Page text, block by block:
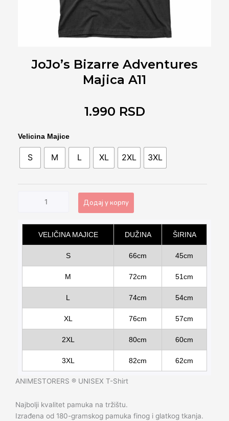
JoJo’s Bizarre Adventures
Majica A11
1.990 RSD
Velicina Majice
S M L XL 2XL 3XL
JoJo's
Bizarre
Adventures
Majica
Додај у корпу
Alternative:
VELIČINA MAJICE
DUŽINA ŠIRINA
S 66cm 45cm
M 72cm 51cm
L 74cm 54cm
XL 76cm 57cm
2XL 80cm 60cm
3XL 82cm 62cm
ANIMESTORERS ®️ UNISEX T-Shirt
Najbolji kvalitet pamuka na tržištu.
Izrađena od 180-gramskog pamuka finog i glatkog tkanja.